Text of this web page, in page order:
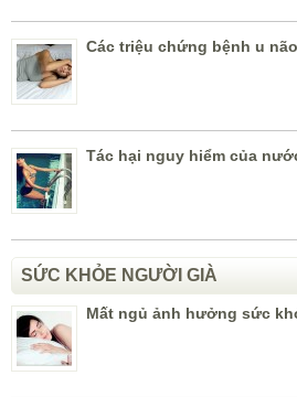
Các triệu chứng bệnh u não
Tác hại nguy hiểm của
SỨC KHỎE NGƯỜI GIÀ
Mất ngủ ảnh hưởng sức